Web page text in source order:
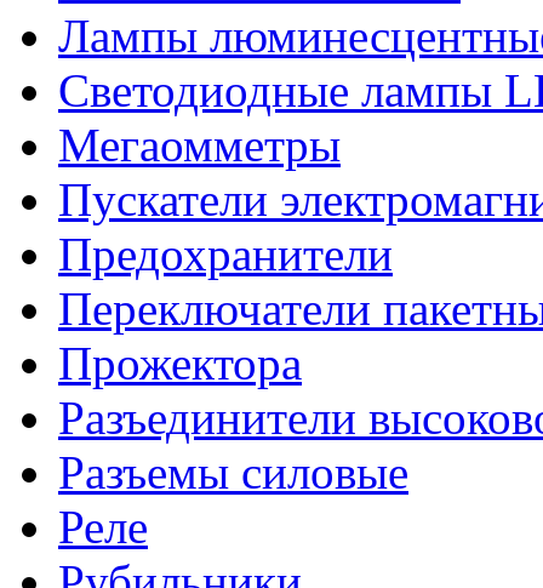
Лампы
Светодиодные лампы
Мегаомметры
Пускатели
Предохранители
Переключатели
Прожектора
Разъединители
Разъемы силовые
Реле